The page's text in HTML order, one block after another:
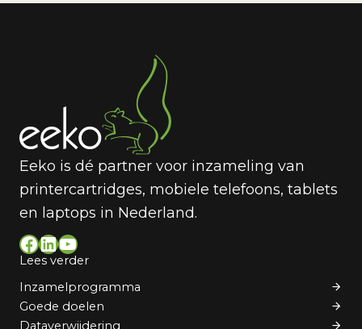
Eeko is dé partner voor inzameling van
printercartridges, mobiele telefoons, tablets
en laptops in Nederland.
Facebook LinkedIn YouTube
Lees verder
Inzamelprogramma
Goede doelen